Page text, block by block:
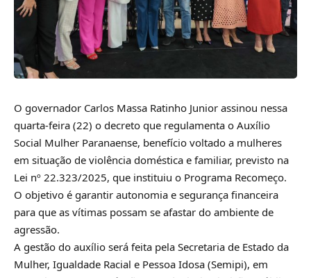
O governador Carlos Massa Ratinho Junior assinou nessa
quarta-feira (22) o decreto que regulamenta o Auxílio
Social Mulher Paranaense, benefício voltado a mulheres
em situação de violência doméstica e familiar, previsto na
Lei nº 22.323/2025, que instituiu o Programa Recomeço.
O objetivo é garantir autonomia e segurança financeira
para que as vítimas possam se afastar do ambiente de
agressão.
A gestão do auxílio será feita pela Secretaria de Estado da
Mulher, Igualdade Racial e Pessoa Idosa (Semipi), em